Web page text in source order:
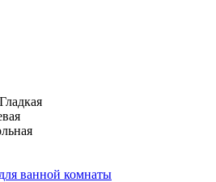
Гладкая
ванной комнаты